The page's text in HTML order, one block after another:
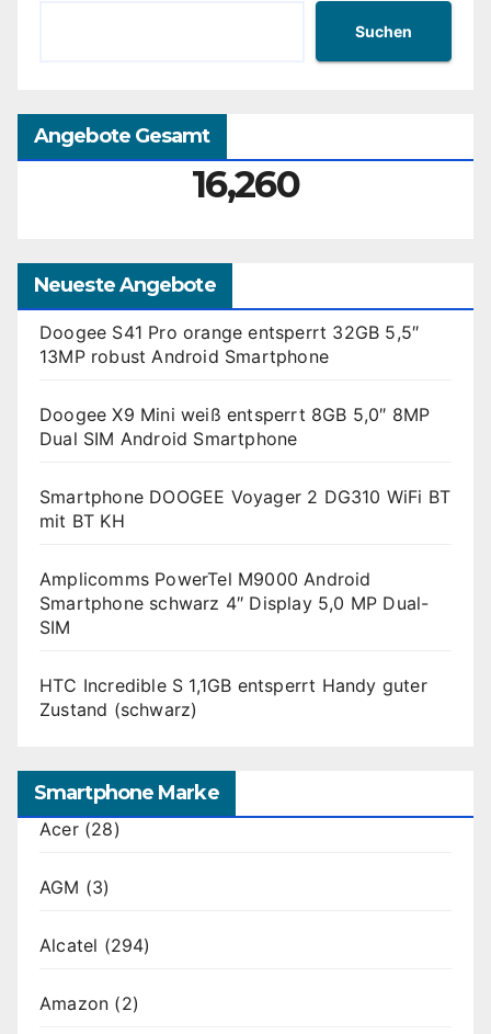
Suchen
Angebote Gesamt
16,260
Neueste Angebote
Doogee S41 Pro orange entsperrt 32GB 5,5″
13MP robust Android Smartphone
Doogee X9 Mini weiß entsperrt 8GB 5,0″ 8MP
Dual SIM Android Smartphone
Smartphone DOOGEE Voyager 2 DG310 WiFi BT
mit BT KH
Amplicomms PowerTel M9000 Android
Smartphone schwarz 4″ Display 5,0 MP Dual-
SIM
HTC Incredible S 1,1GB entsperrt Handy guter
Zustand (schwarz)
Smartphone Marke
Acer(28)
AGM (3)
Alcatel (294)
Amazon (2)